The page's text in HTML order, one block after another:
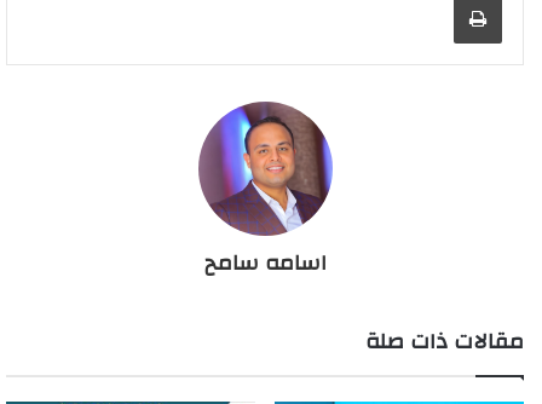
اسامه سامح
مقالات ذات صلة